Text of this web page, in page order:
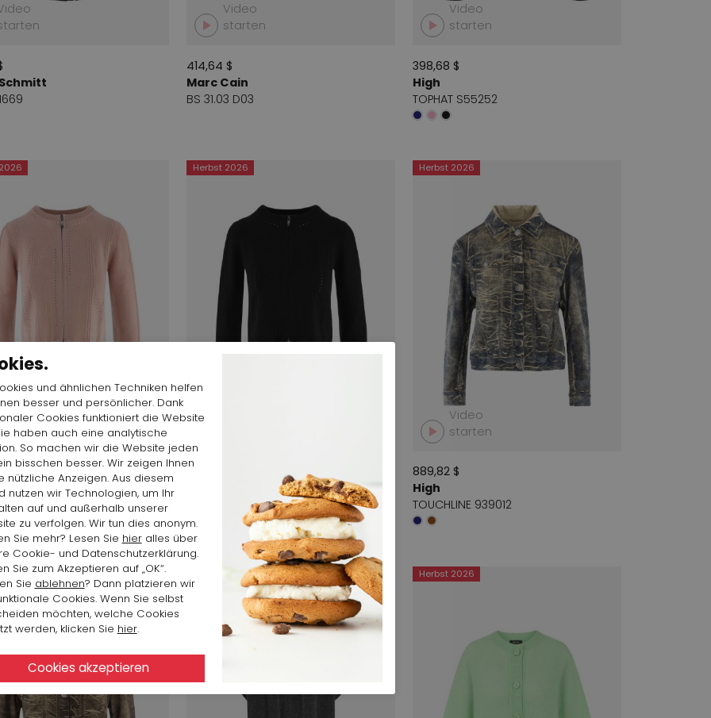
Video
starten
414,64 $
Marc Cain
BS 31.03 D03
Video
starten
398,68 $
High
TOPHAT S55252
S55252
Herbst 2026
398,68 $
TOPHAT S55252
Herbst 2026
Video
starten
889,82 $
High
TOUCHLINE 939012
Herbst 2026 Herbst 2026
und ähnlichen Techniken helfen
besser und persönlicher. Dank
Cookies funktioniert die Website
haben auch eine analytische
So machen wir die Website jeden
bisschen besser. Wir zeigen Ihnen
nützliche Anzeigen. Aus diesem
nutzen wir Technologien, um Ihr
auf und außerhalb unserer
zu verfolgen. Wir tun dies anonym.
Sie mehr? Lesen Sie hieralles über
Cookie- und Datenschutzerklärung.
Sie zum Akzeptieren auf „OK“.
Sie ablehnen? Dann platzieren wir
Cookies. Wenn Sie selbst
möchten, welche Cookies
werden, klicken Sie hier.